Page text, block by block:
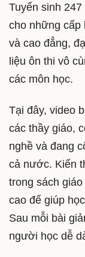
Tuyển sinh
cho những cấp
và cao đẳng,
liệu ôn thi vô
các môn học.
Tại đây, video
các thầy giáo,
nghề và đang
cả nước. Kiến
trong sách
cao để giúp
Sau mỗi bài
người học dễ